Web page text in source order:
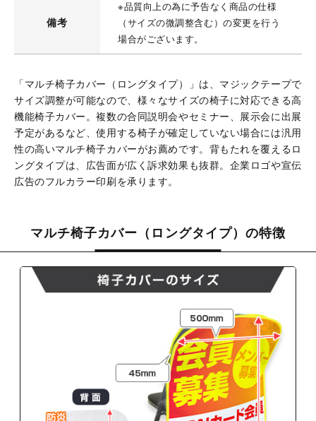
備考
※品質向上の為に予告なく商品の仕様
（サイズの微調整含む）の変更を行う
場合がございます。
「マルチ椅子カバー（ロングタイプ）」は、マジックテープで
サイズ調整が可能なので、様々なサイズの椅子に対応できる高
機能椅子カバー。複数の合同説明会やセミナー、展示会に出展
予定があるなど、使用する椅子が確定していない場合には汎用
性の高いマルチ椅子カバーがお薦めです。背もたれを覆えるロ
ングタイプは、広告面が広く訴求効果も抜群。企業ロゴや宣伝
広告のフルカラー印刷を承ります。
マルチ椅子カバー（ロングタイプ）の特徴